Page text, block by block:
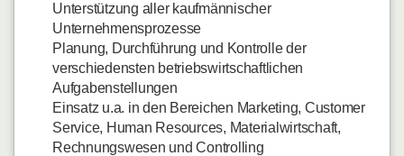
Unterstützung aller kaufmännischer
Unternehmensprozesse
Planung, Durchführung und Kontrolle der
verschiedensten betriebswirtschaftlichen
Aufgabenstellungen
Einsatz u.a. in den Bereichen Marketing, Customer
Service, Human Resources, Materialwirtschaft,
Rechnungswesen und Controlling